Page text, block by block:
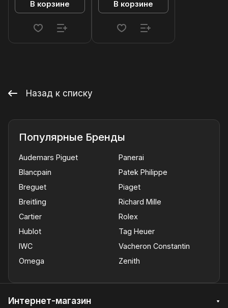
В корзине
В корзине
Назад к списку
Популярные Бренды
Audemars Piguet
Blancpain
Breguet
Breitling
Cartier
Hublot
IWC
Omega
Panerai
Patek Philippe
Piaget
Richard Mille
Rolex
Tag Heuer
Vacheron Constantin
Zenith
Интернет-магазин